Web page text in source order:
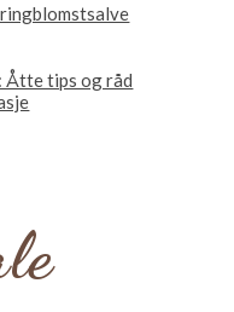
Åtte tips og råd